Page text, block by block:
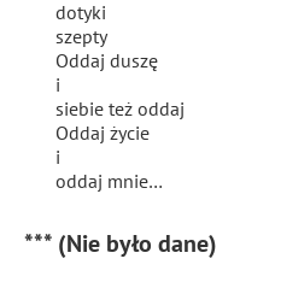
dotyki
szepty
Oddaj duszę
i
siebie też oddaj
Oddaj życie
i
oddaj mnie…
*** (Nie było dane)